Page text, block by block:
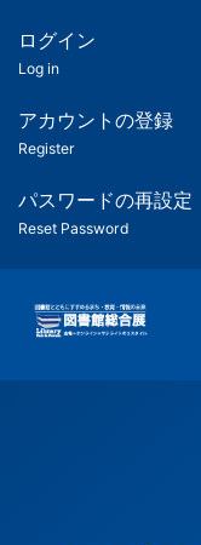
ツ
匿
名
ユ
ー
ー
用
メ
ログイン
Log in
アカウントの登録
Register
パスワードの再設定
Reset Password